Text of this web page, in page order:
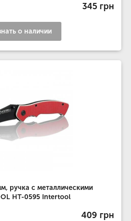
345 грн
о наличии
ручка с металлическими
HT-0595 Intertool
409 грн